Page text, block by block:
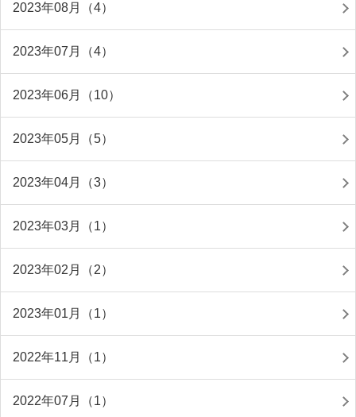
2023年08月（4）
2023年07月（4）
2023年06月（10）
2023年05月（5）
2023年04月（3）
2023年03月（1）
2023年02月（2）
2023年01月（1）
2022年11月（1）
2022年07月（1）